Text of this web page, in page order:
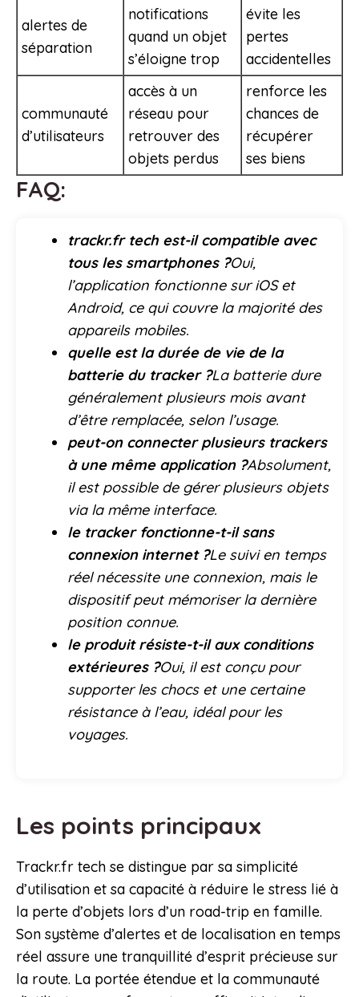
alertes de
séparation
notifications
quand un objet
s’éloigne trop
évite les
pertes
accidentelles
communauté
d’utilisateurs
accès à un
réseau pour
retrouver des
objets perdus
renforce les
chances de
récupérer
ses biens
FAQ:
trackr.fr tech est-il compatible avec
tous les smartphones ?Oui,
l’application fonctionne sur iOS et
Android, ce qui couvre la majorité des
appareils mobiles.
quelle est la durée de vie de la
batterie du tracker ?La batterie dure
généralement plusieurs mois avant
d’être remplacée, selon l’usage.
peut-on connecter plusieurs trackers
à une même application ?Absolument,
il est possible de gérer plusieurs objets
via la même interface.
le tracker fonctionne-t-il sans
connexion internet ?Le suivi en temps
réel nécessite une connexion, mais le
dispositif peut mémoriser la dernière
position connue.
le produit résiste-t-il aux conditions
extérieures ?Oui, il est conçu pour
supporter les chocs et une certaine
résistance à l’eau, idéal pour les
voyages.
Les points principaux
Trackr.fr tech se distingue par sa simplicité
d’utilisation et sa capacité à réduire le stress lié à
la perte d’objets lors d’un road-trip en famille.
Son système d’alertes et de localisation en temps
réel assure une tranquillité d’esprit précieuse sur
la route. La portée étendue et la communauté